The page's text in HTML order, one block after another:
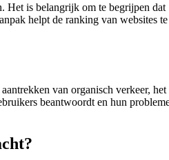
is belangrijk om te begrijpen
helpt de ranking van websites
van organisch verkeer,
beantwoordt en hun